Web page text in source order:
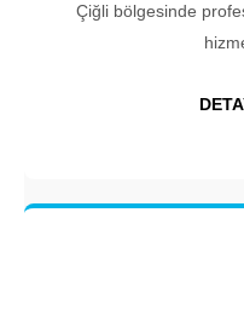
Çiğli bölgesinde